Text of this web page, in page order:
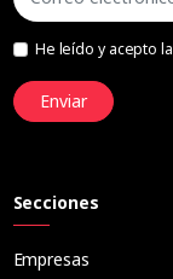
He leído y acepto la
Enviar
Secciones
Empresas